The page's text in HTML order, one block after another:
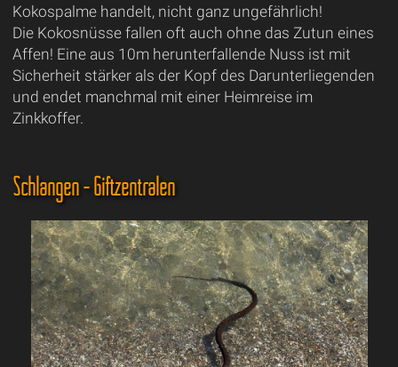
Kokospalme handelt, nicht ganz ungefährlich!
Die Kokosnüsse fallen oft auch ohne das Zutun eines
Affen! Eine aus 10m herunterfallende Nuss ist mit
Sicherheit stärker als der Kopf des Darunterliegenden
und endet manchmal mit einer Heimreise im
Zinkkoffer.
Schlangen - Giftzentralen